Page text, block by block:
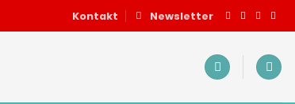
Kontakt Newsletter